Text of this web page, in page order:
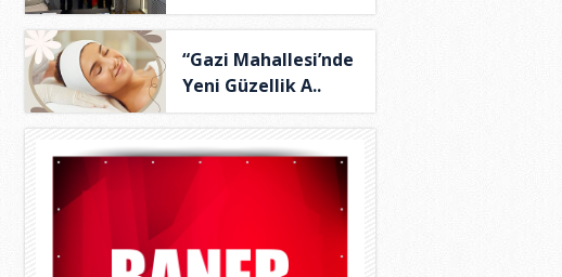
“Gazi Mahallesi’nde
Yeni Güzellik A..